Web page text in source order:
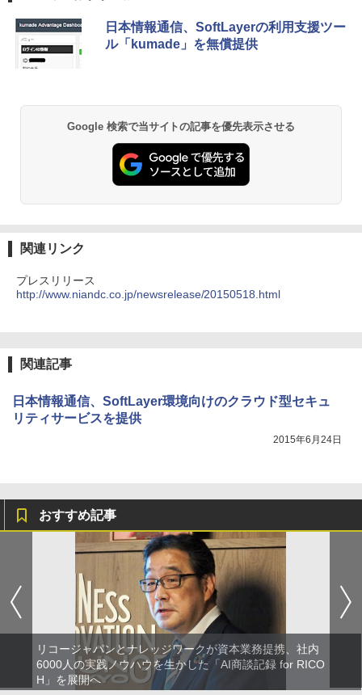
日本情報通信、SoftLayerの利用支援ツー
ル「kumade」を無償提供
Google 検索で当サイトの記事を優先表示させる
関連リンク
プレスリリース
http://www.niandc.co.jp/newsrelease/20150518.html
関連記事
日本情報通信、SoftLayer環境向けのクラウド型セキュ
リティサービスを提供
2015年6月24日
おすすめ記事
リコージャパンとナレッジワークが資本業務提携、社内
6000人の実践ノウハウを生かした「AI商談記録 for RICO
H」を展開へ